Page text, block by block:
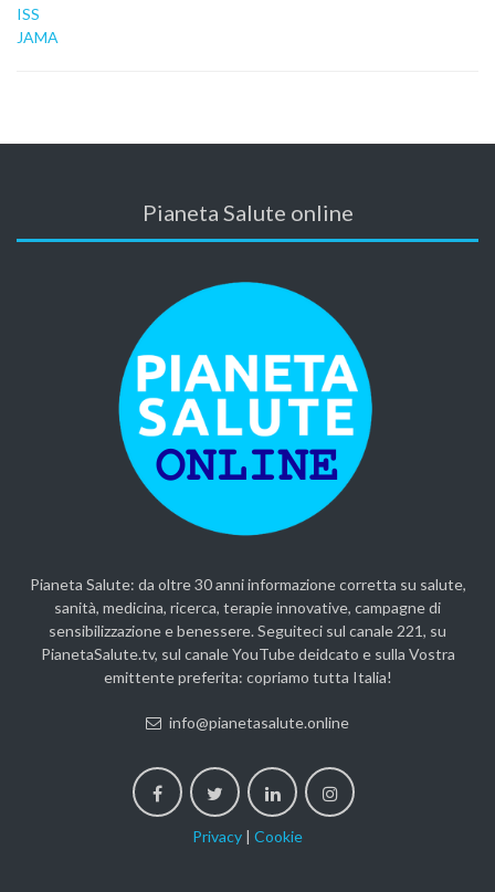
ISS
JAMA
Pianeta Salute online
Pianeta Salute: da oltre 30 anni informazione corretta su salute,
sanità, medicina, ricerca, terapie innovative, campagne di
sensibilizzazione e benessere. Seguiteci sul canale 221, su
PianetaSalute.tv, sul canale YouTube deidcato e sulla Vostra
emittente preferita: copriamo tutta Italia!
info@pianetasalute.online
Privacy | Cookie